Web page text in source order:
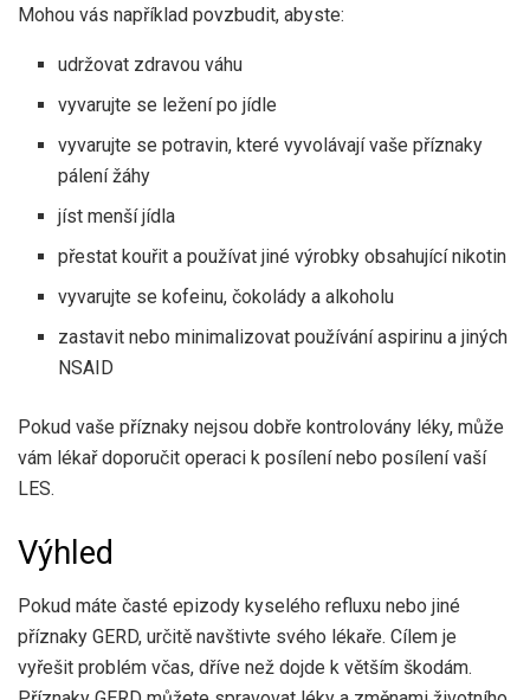
Mohou vás například povzbudit, abyste:
udržovat zdravou váhu
vyvarujte se ležení po jídle
vyvarujte se potravin, které vyvolávají vaše příznaky
pálení žáhy
jíst menší jídla
přestat kouřit a používat jiné výrobky obsahující nikotin
vyvarujte se kofeinu, čokolády a alkoholu
zastavit nebo minimalizovat používání aspirinu a jiných
NSAID
Pokud vaše příznaky nejsou dobře kontrolovány léky, může
vám lékař doporučit operaci k posílení nebo posílení vaší
LES.
Výhled
Pokud máte časté epizody kyselého refluxu nebo jiné
příznaky GERD, určitě navštivte svého lékaře. Cílem je
vyřešit problém včas, dříve než dojde k větším škodám.